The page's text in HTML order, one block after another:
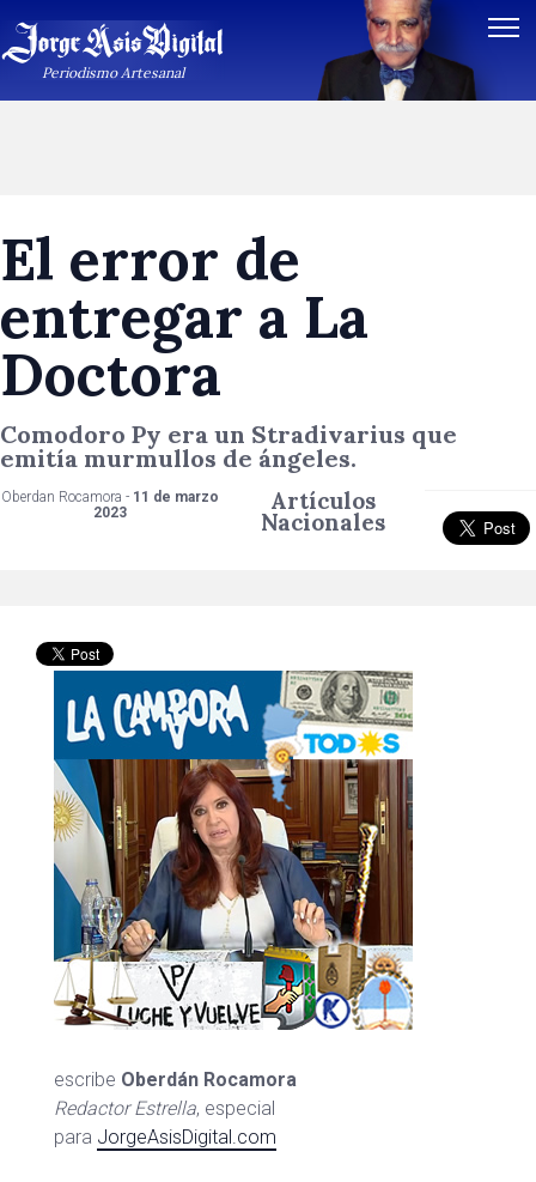
Periodismo Artesanal
El error de
entregar a La
Doctora
Comodoro Py era un Stradivarius que
emitía murmullos de ángeles.
Oberdan Rocamora - 11 de marzo
2023
Artículos
Nacionales
escribe Oberdán Rocamora
Redactor Estrella, especial
para JorgeAsisDigital.com